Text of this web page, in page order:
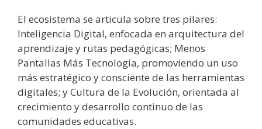
El ecosistema se articula sobre tres pilares:
Inteligencia Digital, enfocada en arquitectura del
aprendizaje y rutas pedagógicas; Menos
Pantallas Más Tecnología, promoviendo un uso
más estratégico y consciente de las herramientas
digitales; y Cultura de la Evolución, orientada al
crecimiento y desarrollo continuo de las
comunidades educativas.